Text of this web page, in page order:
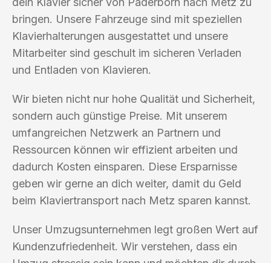
bringen. Unsere Fahrzeuge sind mit speziellen
Klavierhalterungen ausgestattet und unsere
Mitarbeiter sind geschult im sicheren Verladen
und Entladen von Klavieren.
Wir bieten nicht nur hohe Qualität und Sicherheit,
sondern auch günstige Preise. Mit unserem
umfangreichen Netzwerk an Partnern und
Ressourcen können wir effizient arbeiten und
dadurch Kosten einsparen. Diese Ersparnisse
geben wir gerne an dich weiter, damit du Geld
beim Klaviertransport nach Metz sparen kannst.
Unser Umzugsunternehmen legt großen Wert auf
Kundenzufriedenheit. Wir verstehen, dass ein